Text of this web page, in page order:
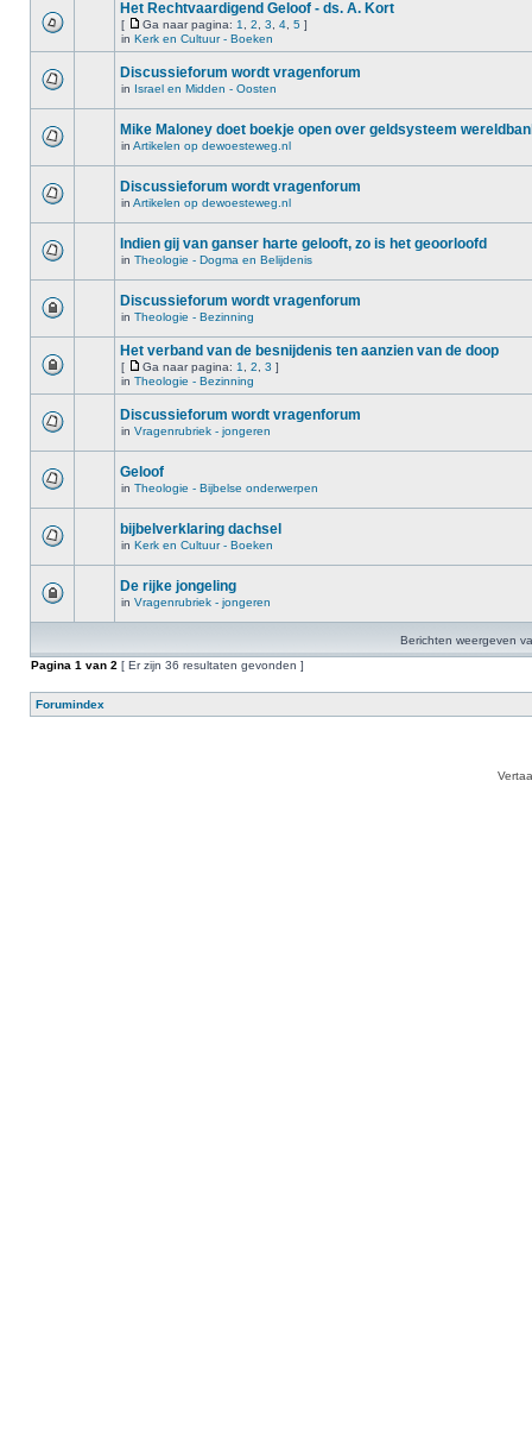
Het Rechtvaardigend Geloof - ds. A. Kort
[ Ga naar pagina: 1 2 3 4 5 ]
in Kerk en Cultuur - Boeken
Discussieforum wordt vragenforum
in Israel en Midden - Oosten
Mike Maloney doet boekje open over geldsysteem
in Artikelen op dewoesteweg.nl
Discussieforum wordt vragenforum
in Artikelen op dewoesteweg.nl
Indien gij van ganser harte gelooft, zo is het geoorloofd
in Theologie - Dogma en Belijdenis
Discussieforum wordt vragenforum
in Theologie - Bezinning
Het verband van de besnijdenis ten aanzien van de doop
[ Ga naar pagina: 1 2 3 ]
in Theologie - Bezinning
Discussieforum wordt vragenforum
in Vragenrubriek - jongeren
Geloof
in Theologie - Bijbelse onderwerpen
bijbelverklaring dachsel
in Kerk en Cultuur - Boeken
De rijke jongeling
in Vragenrubriek - jongeren
Berichten weergeven
Pagina 1 van 2 [ Er zijn 36 resultaten gevonden ]
Forumindex